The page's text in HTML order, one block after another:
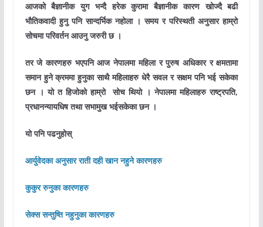
आजको बैज्ञानीक युग भन्दै हरेक कुरामा बैज्ञानीक कारण खोज्दै बढी
भौतिकवादी हुनु पनि सान्दर्भिक नहोला । समय र परिस्थती अनुसार हाम्रो
सोचमा परिवर्तन आउनु जरुरी छ ।
तर जे कारणहरु भएपनि आज नेपालमा महिला र पुरुष अधिकार र क्षमतामा
समान हुने क्रममा हुनुका साथै महिलाहरु धेरै सवल र सक्षम पनि भई सकेका
छन । यो त हिजोको हाम्रो सोच थियो । नेपालमा महिलाहरु राष्ट्रपति,
प्रधानन्यायधिष तथा सभामुख भईसकेका छन ।
यो पनि पढनुहोस्
आर्युवेदका अनुसार राती दही खान नहुने कारणहरु
कुकुर रुनुका कारणहरु
सेक्स सन्तुष्ति नहुनुका कारणहरु